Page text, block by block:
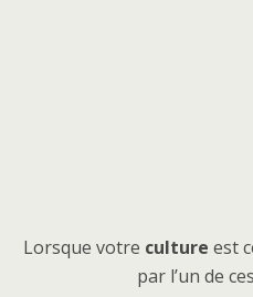
Lorsque votre culture est
par l’un de ces